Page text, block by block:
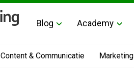
Blog Academy
Content & Communicatie Marketing